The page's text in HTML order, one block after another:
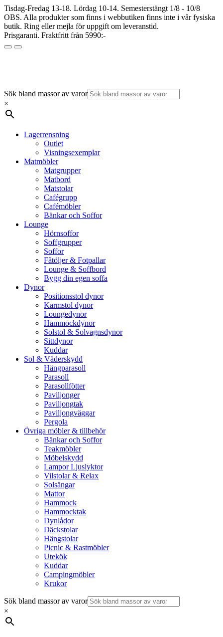
Tisdag-Fredag 13-18. Lördag 10-14. Semesterstängt 1/8 - 10/8
OBS. Alla produkter som finns i webbutiken finns inte i vår fysiska
butik. Ring eller mejla för uppgift om leveranstid.
Prisgaranti. Fraktfritt från 5990:-
Sök bland massor av varor
×
Lagerrensning
Outlet
Visningsexemplar
Matmöbler
Matgrupper
Matbord
Matstolar
Cafégrupp
Cafémöbler
Bänkar och Soffor
Lounge
Hörnsoffor
Soffgrupper
Soffor
Fåtöljer & Fotpallar
Lounge & Soffbord
Bygg din egen soffa
Dynor
Positionsstol dynor
Karmstol dynor
Loungedynor
Hammockdynor
Solstol & Solvagnsdynor
Sittdynor
Kuddar
Sol & Väderskydd
Hängparasoll
Parasoll
Parasollfötter
Paviljonger
Paviljongtak
Paviljongväggar
Pergola
Övriga möbler & tillbehör
Bänkar och Soffor
Teakmöbler
Möbelskydd
Lampor Ljuslyktor
Vilstolar & Relax
Solsängar
Mattor
Hammock
Hammocktak
Dynlådor
Däckstolar
Hängstolar
Picnic & Rastmöbler
Utekök
Kuddar
Campingmöbler
Krukor
Sök bland massor av varor
×